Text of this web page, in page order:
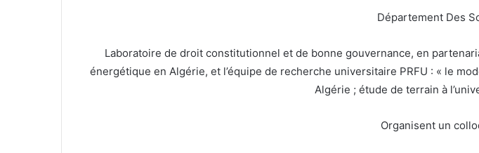
Département Des
Laboratoire de droit constitutionnel et de bonne gouvernance, en
énergétique en Algérie, et l’équipe de recherche universitaire PRFU : « le
Algérie ; étude de terrain à
Organisent un